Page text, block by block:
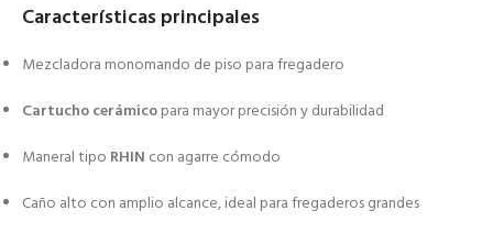
Características principales
Mezcladora monomando de piso para fregadero
Cartucho cerámicopara mayor precisión y durabilidad
Maneral tipo RHIN con agarre cómodo
Caño alto con amplio alcance, ideal para fregaderos grandes